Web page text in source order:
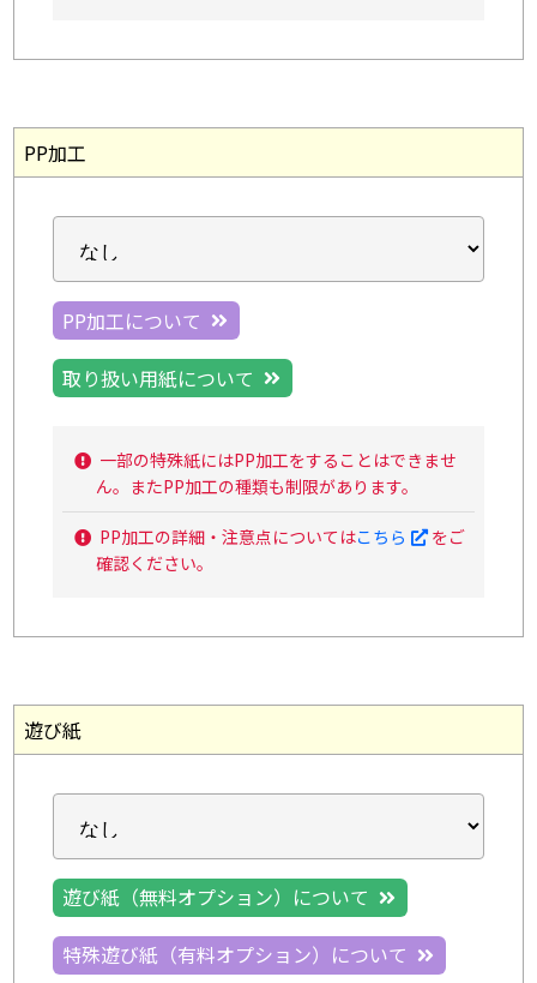
PP加工
PP加工について
取り扱い用紙について
一部の特殊紙にはPP加工をすることはできませ
ん。またPP加工の種類も制限があります。
PP加工の詳細・注意点についてはこちら
をご
確認ください。
遊び紙
遊び紙（無料オプション）について
特殊遊び紙（有料オプション）について